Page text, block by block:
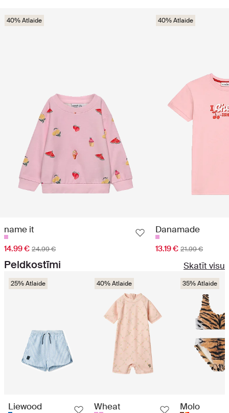
40% Atlaide
name it
14.99 € 24.99 €
40% Atlaide
Danamade
13.19 € 21.99 €
Peldkostīmi Skatīt visu
25% Atlaide
Liewood
40% Atlaide
Wheat
35% Atlaide
Molo